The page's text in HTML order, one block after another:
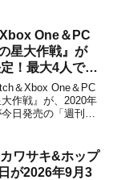
入することがで...
One＆PC
星大作戦』が
！最大4人で楽
ム宇宙戦争シミ
＆Xbox One＆PC
作戦』が、2020年
日発売の「週刊フ
祭典BitSummit 7
ワサキ&ホップ
が2026年9月3